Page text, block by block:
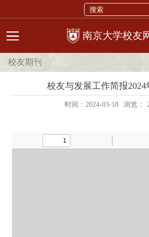
校友
校友期刊
校友与发展工作简报2024
时间：2024-03-18 浏览：